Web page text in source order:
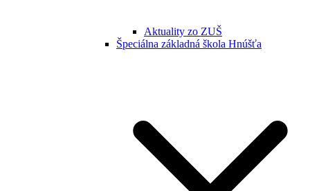
Aktuality zo ZUŠ
Špeciálna základná škola Hnúšťa